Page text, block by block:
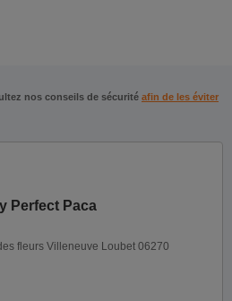
nos conseils de sécurité afin de les éviter
Perfect Paca
fleurs Villeneuve Loubet 06270